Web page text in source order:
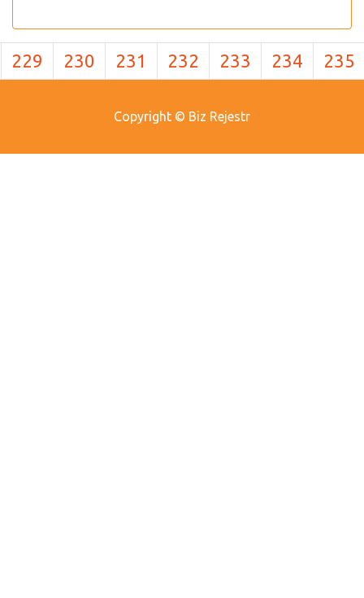
229 230 231 232 233 234 235
Copyright © Biz Rejestr